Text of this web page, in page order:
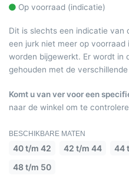
Op voorraad (indicatie)
Dit is slechts een indicatie van
een jurk niet meer op
worden bijgewerkt. Er wordt in
gehouden met de
Komt u van ver voor een
naar de winkel om te
BESCHIKBARE MATEN
40 t/m 42 42 t/m 44 44
48 t/m 50